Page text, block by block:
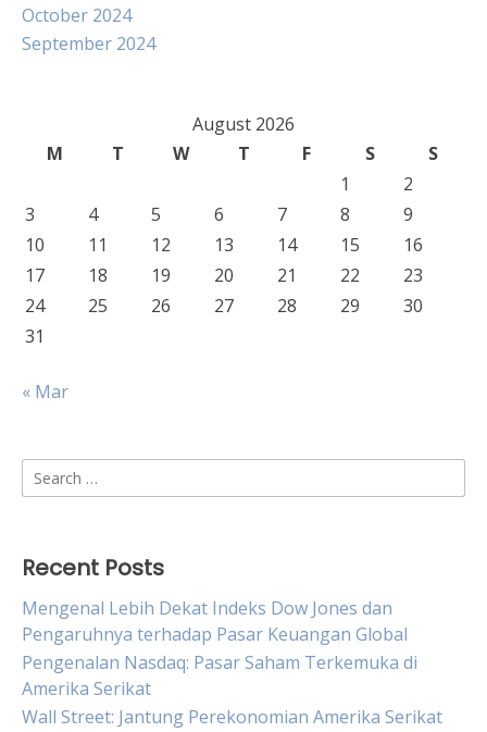
October 2024
September 2024
August 2026
M
T W T F S
S
1
2
3
4 5 6 7 8
9
10
11 12 13 14 15
16
17
18 19 20 21 22
23
24
25 26 27 28 29
30
31
« Mar
Search
for:
Recent Posts
Mengenal Lebih Dekat Indeks Dow Jones dan
Pengaruhnya terhadap Pasar Keuangan Global
Pengenalan Nasdaq: Pasar Saham Terkemuka di
Amerika Serikat
Wall Street: Jantung Perekonomian Amerika Serikat